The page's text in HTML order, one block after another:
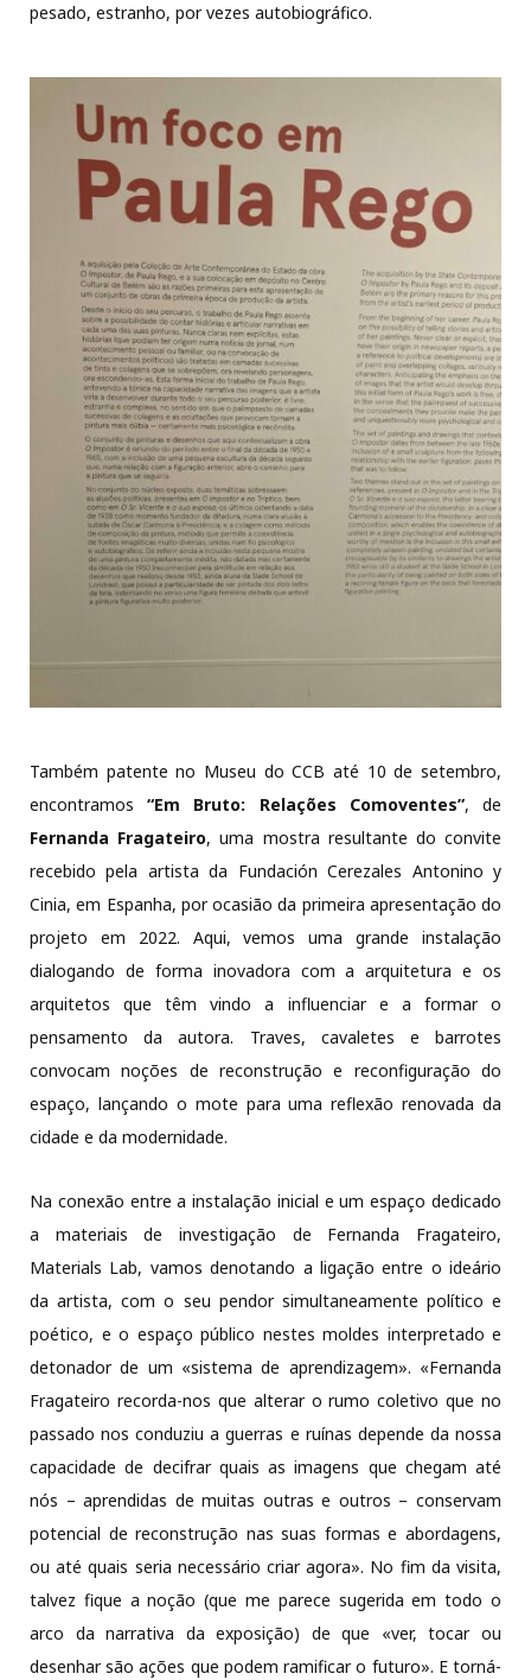
pesado, estranho, por vezes autobiográfico.
Também patente no Museu do CCB até 10 de setembro,
encontramos“Em Bruto: Relações Comoventes”, de
Fernanda Fragateiro, uma mostra resultante do convite
recebido pela artista da Fundación Cerezales Antonino y
Cinia, em Espanha, por ocasião da primeira apresentação do
projeto em 2022. Aqui, vemos uma grande instalação
dialogando de forma inovadora com a arquitetura e os
arquitetos que têm vindo a influenciar e a formar o
pensamento da autora. Traves, cavaletes e barrotes
convocam noções de reconstrução e reconfiguração do
espaço, lançando o mote para uma reflexão renovada da
cidade e da modernidade.
Na conexão entre a instalação inicial e um espaço dedicado
a materiais de investigação de Fernanda Fragateiro,
Materials Lab, vamos denotando a ligação entre o ideário
da artista, com o seu pendor simultaneamente político e
poético, e o espaço público nestes moldes interpretado e
detonador de um «sistema de aprendizagem». «Fernanda
Fragateiro recorda-nos que alterar o rumo coletivo que no
passado nos conduziu a guerras e ruínas depende da nossa
capacidade de decifrar quais as imagens que chegam até
nós – aprendidas de muitas outras e outros – conservam
potencial de reconstrução nas suas formas e abordagens,
ou até quais seria necessário criar agora». No fim da visita,
talvez fique a noção (que me parece sugerida em todo o
arco da narrativa da exposição) de que «ver, tocar ou
desenhar são ações que podem ramificar o futuro». E torná-